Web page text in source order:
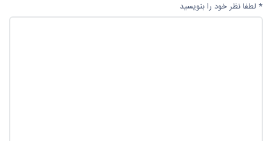
* لطفا نظر خود را بنویسید